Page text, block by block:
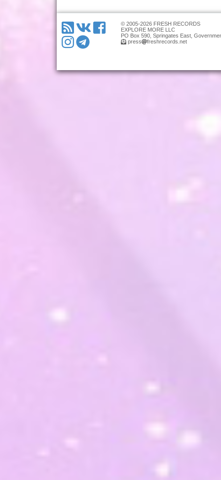
© 2005-2026 FRESH RECORDS
EXPLORE MORE LLC
PO Box 590, Springates East,
press
freshrecords.net